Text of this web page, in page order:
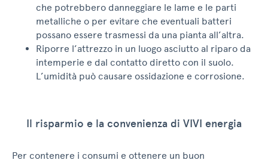
che potrebbero danneggiare le lame e le parti
metalliche o per evitare che eventuali batteri
possano essere trasmessi da una pianta all’altra.
Riporre l’attrezzo in un luogo asciutto al riparo da
intemperie e dal contatto diretto con il suolo.
L’umidità può causare ossidazione e corrosione.
Il risparmio e la convenienza di VIVI energia
Per contenere i consumi e ottenere un buon